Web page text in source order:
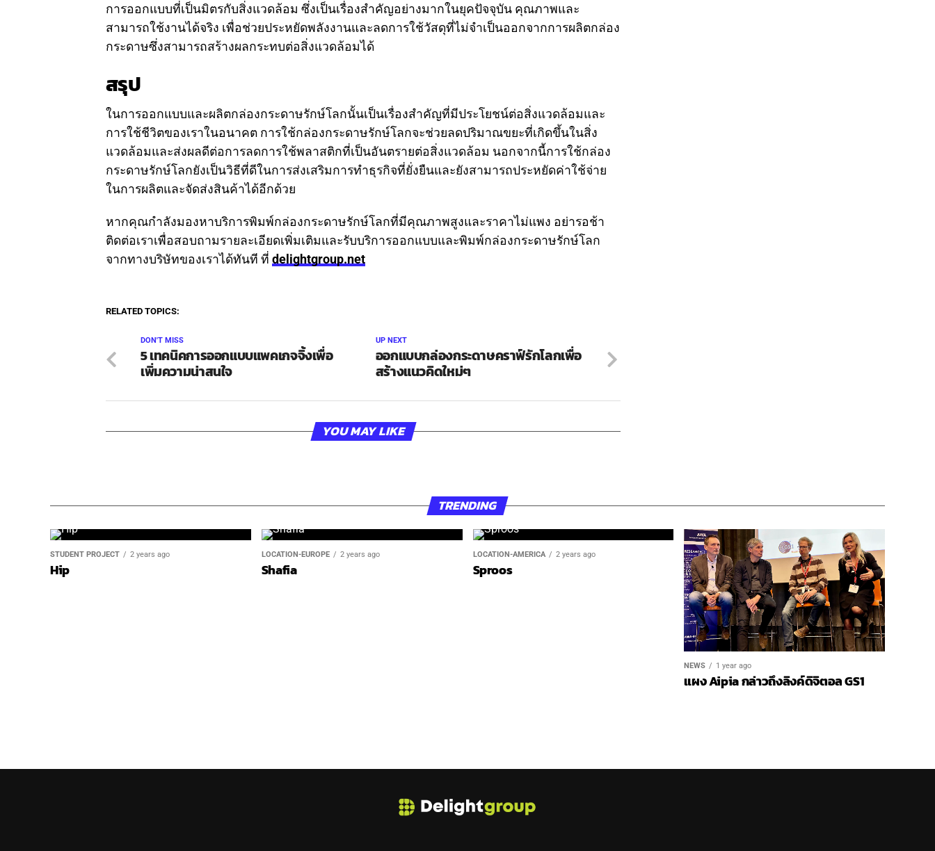
การออกแบบที่เป็นมิตรกับสิ่งแวดล้อม ซึ่งเป็นเรื่องสำคัญอย่างมากในยุคปัจจุบัน คุณภาพและ
สามารถใช้งานได้จริง เพื่อช่วยประหยัดพลังงานและลดการใช้วัสดุที่ไม่จำเป็นออกจากการผลิตกล่อง
กระดาษซึ่งสามารถสร้างผลกระทบต่อสิ่งแวดล้อมได้
สรุป
ในการออกแบบและผลิตกล่องกระดาษรักษ์โลกนั้นเป็นเรื่องสำคัญที่มีประโยชน์ต่อสิ่งแวดล้อมและ
การใช้ชีวิตของเราในอนาคต การใช้กล่องกระดาษรักษ์โลกจะช่วยลดปริมาณขยะที่เกิดขึ้นในสิ่ง
แวดล้อมและส่งผลดีต่อการลดการใช้พลาสติกที่เป็นอันตรายต่อสิ่งแวดล้อม นอกจากนี้การใช้กล่อง
กระดาษรักษ์โลกยังเป็นวิธีที่ดีในการส่งเสริมการทำธุรกิจที่ยั่งยืนและยังสามารถประหยัดค่าใช้จ่าย
ในการผลิตและจัดส่งสินค้าได้อีกด้วย
หากคุณกำลังมองหาบริการพิมพ์กล่องกระดาษรักษ์โลกที่มีคุณภาพสูงและราคาไม่แพง อย่ารอช้า
ติดต่อเราเพื่อสอบถามรายละเอียดเพิ่มเติมและรับบริการออกแบบและพิมพ์กล่องกระดาษรักษ์โลก
จากทางบริษัทของเราได้ทันที ที่ delightgroup.net
RELATED TOPICS:
UP NEXT
ออกแบบกล่องกระดาษคราฟ์รักโลกเพื่อ
สร้างแนวคิดใหม่ๆ
DON'T MISS
5 เทคนิคการออกแบบแพคเกจจิ้งเพื่อ
เพิ่มความน่าสนใจ
YOU MAY LIKE
TRENDING
STUDENT PROJECT 2 years ago
Hip
LOCATION-EUROPE 2 years ago
Shafia
LOCATION-AMERICA 2 years ago
Sproos
NEWS 1 year ago
แผง Aipia กล่าวถึงลิงค์ดิจิตอล GS1